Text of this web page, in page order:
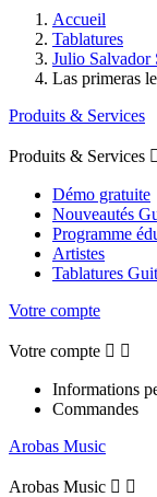
Accueil
Tablatures
Julio Salvador
Las primeras
Produits & Services
Produits & Services 
Démo gratuite
Nouveautés
Programme
Artistes
Tablatures
Votre compte
Votre compte  
Informations
Commandes
Arobas Music
Arobas Music  